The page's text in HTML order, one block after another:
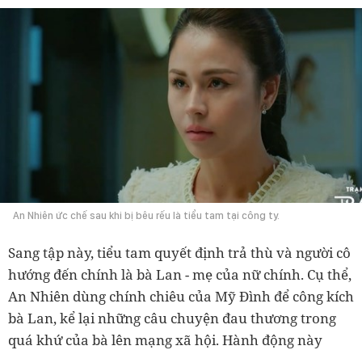
An Nhiên ức chế sau khi bị bêu rếu là tiểu tam tại công ty.
Sang tập này, tiểu tam quyết định trả thù và người cô
hướng đến chính là bà Lan - mẹ của nữ chính. Cụ thể,
An Nhiên dùng chính chiêu của Mỹ Đình để công kích
bà Lan, kể lại những câu chuyện đau thương trong
quá khứ của bà lên mạng xã hội. Hành động này